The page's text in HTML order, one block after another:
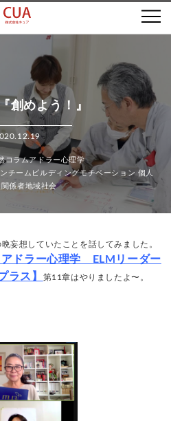
創めよう！』
コラムアドラー心理学
チームビルディングモチベーション 個人
関係者地域社会
妄想していたことを話してみました。
ドラー心理学 ELMリーダー
ラス】
第11章はやりましたよ〜。